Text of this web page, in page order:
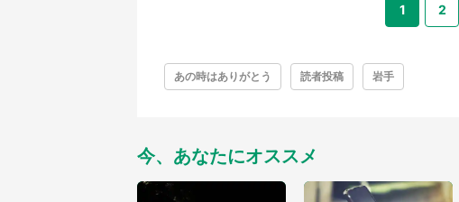
1 2
あの時はありがとう 読者投稿 岩手
今、あなたにオススメ